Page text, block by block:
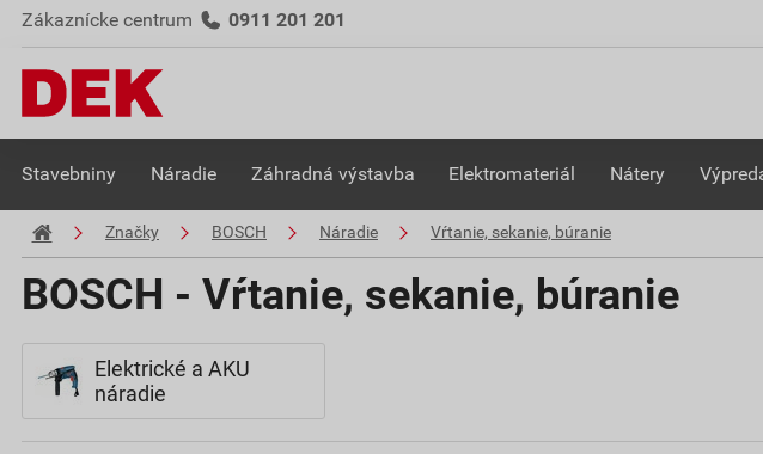
Zákaznícke centrum 0911 201 201
Stavebniny Náradie Záhradná výstavba Elektromateriál Nátery
Značky BOSCH Náradie Vŕtanie, sekanie, búranie
BOSCH - Vŕtanie, sekanie, búranie
Elektrické a AKU
náradie